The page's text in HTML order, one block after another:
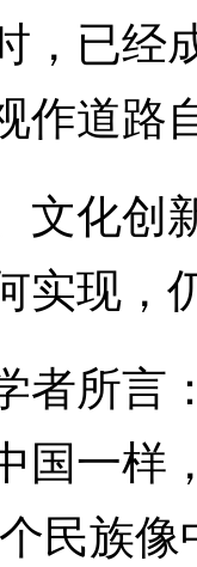
，已经
作道路
化创
实现，
所言：
国一样
民族